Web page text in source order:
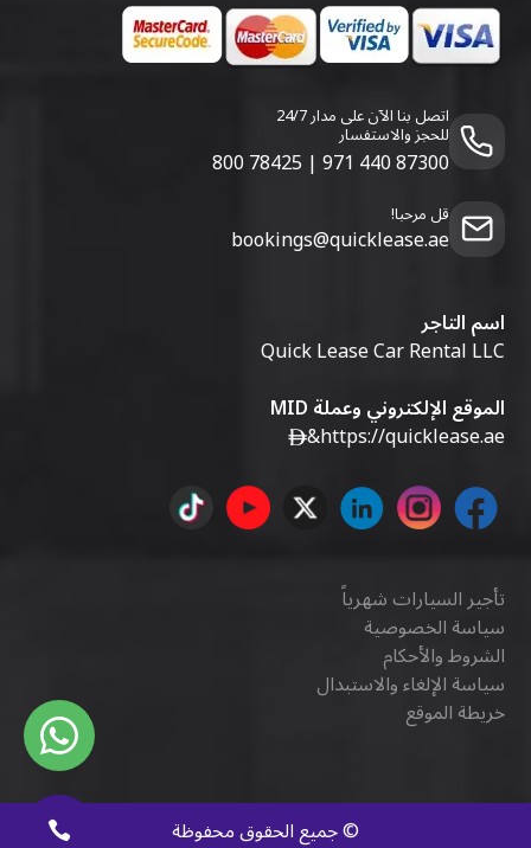
اتصل بنا الآن على مدار 24/7
للحجز والاستفسار
800 78425 | 971 440 87300
قل مرحبا!
bookings@quicklease.ae
اسم التاجر
Quick Lease Car Rental LLC
الموقع الإلكتروني وعملة MID
https://quicklease.ae
&
تأجير السيارات شهرياً
سياسة الخصوصية
الشروط والأحكام
سياسة الإلغاء والاستبدال
خريطة الموقع
©جميع الحقوق محفوظة